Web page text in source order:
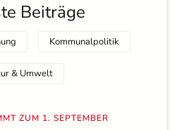
Beiträge
Kommunalpolitik
& Umwelt
ZUM 1. SEPTEMBER